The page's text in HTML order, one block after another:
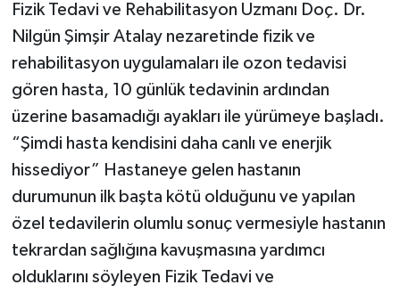
Fizik Tedavi ve Rehabilitasyon Uzmanı Doç. Dr.
Nilgün Şimşir Atalay nezaretinde fizik ve
rehabilitasyon uygulamaları ile ozon tedavisi
gören hasta, 10 günlük tedavinin ardından
üzerine basamadığı ayakları ile yürümeye başladı.
“Şimdi hasta kendisini daha canlı ve enerjik
hissediyor” Hastaneye gelen hastanın
durumunun ilk başta kötü olduğunu ve yapılan
özel tedavilerin olumlu sonuç vermesiyle hastanın
tekrardan sağlığına kavuşmasına yardımcı
olduklarını söyleyen Fizik Tedavi ve